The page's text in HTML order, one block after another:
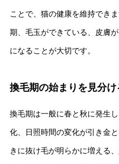
ことで、猫の健康を維持でき
期、毛玉ができている、皮膚
になることが大切です。
換毛期の始まりを見分け
換毛期は一般に春と秋に発生
化、日照時間の変化が引き金
きに抜け毛が明らかに増える